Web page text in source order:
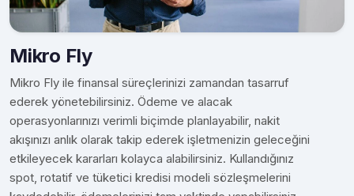
Mikro Fly
Mikro Fly ile finansal süreçlerinizi zamandan tasarruf
ederek yönetebilirsiniz. Ödeme ve alacak
operasyonlarınızı verimli biçimde planlayabilir, nakit
akışınızı anlık olarak takip ederek işletmenizin geleceğini
etkileyecek kararları kolayca alabilirsiniz. Kullandığınız
spot, rotatif ve tüketici kredisi modeli sözleşmelerini